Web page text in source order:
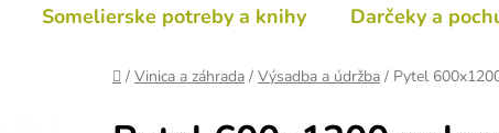
Somelierske potreby a knihy Darčeky a
Domov
/ Vinica a záhrada / Výsadba a údržba / Pytel